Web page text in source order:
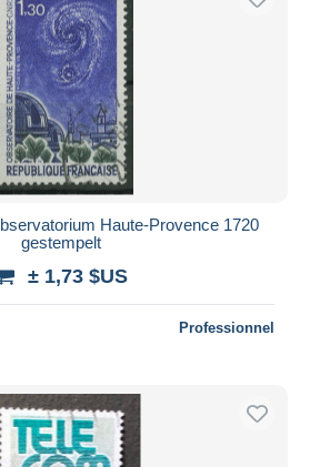
Appliquer
Haute-Provence 1720
gestempelt
± 1,73 $US
Professionnel